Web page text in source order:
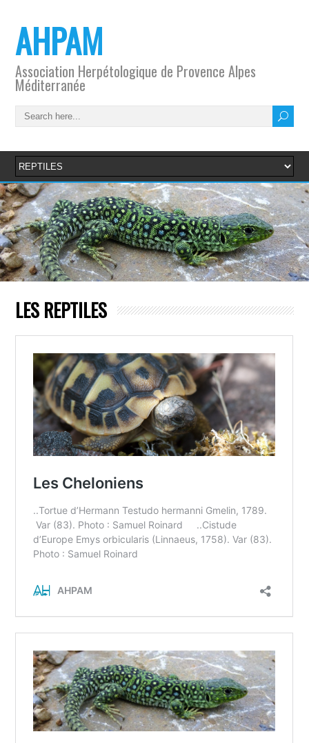
AHPAM
Association Herpétologique de Provence Alpes
Méditerranée
LES REPTILES